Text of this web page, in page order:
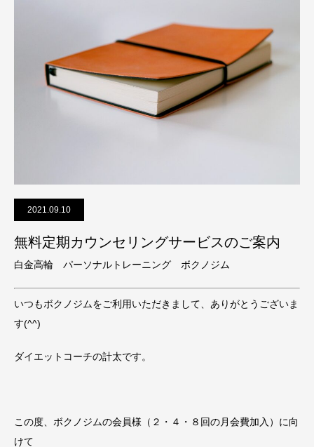
2021.09.10
無料定期カウンセリングサービスのご案内
白金高輪 パーソナルトレーニング ボクノジム
いつもボクノジムをご利用いただきまして、ありがとうございま
す(^^)
ダイエットコーチの計太です。
この度、ボクノジムの会員様（２・４・８回の月会費加入）に向
けて